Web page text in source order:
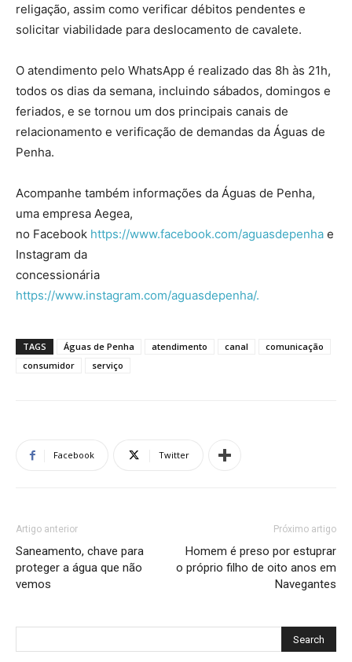
religação, assim como verificar débitos pendentes e
solicitar viabilidade para deslocamento de cavalete.
O atendimento pelo WhatsApp é realizado das 8h às 21h,
todos os dias da semana, incluindo sábados, domingos e
feriados, e se tornou um dos principais canais de
relacionamento e verificação de demandas da Águas de
Penha.
Acompanhe também informações da Águas de Penha,
uma empresa Aegea,
no Facebook https://www.facebook.com/aguasdepenha e
Instagram da
concessionária
https://www.instagram.com/aguasdepenha/.
TAGS Águas de Penha atendimento canal
comunicação
consumidor
serviço
Facebook Twitter
Artigo anterior
Saneamento, chave para
proteger a água que não
vemos
Próximo artigo
Homem é preso por estuprar
o próprio filho de oito anos em
Navegantes